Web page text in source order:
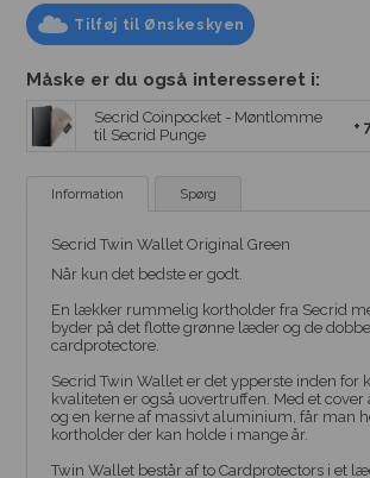
Tilføj til Ønskeskyen
Måske er du også interesseret i:
Secrid Coinpocket - Møntlomme
til Secrid Punge
+
Information Spørg
Secrid Twin Wallet Original Green
Når kun det bedste er godt.
En lækker rummelig kortholder fra Secrid
byder på det flotte grønne læder og de
cardprotectore.
Secrid Twin Wallet er det ypperste inden for
kvaliteten er også uovertruffen. Med et
og en kerne af massivt aluminium, får man
kortholder der kan holde i mange år.
Twin Wallet består af to Cardprotectors i et